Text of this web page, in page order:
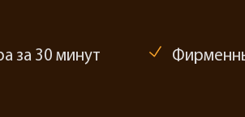
за 30 минут